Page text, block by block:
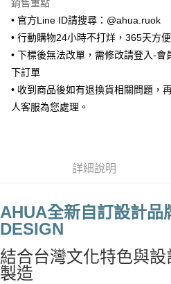
運送方式
全家取貨付款
付款後全家取貨
每筆NT$65，滿NT$688(含以上)免
付款後7-11取貨
宅配
每筆NT$80，滿NT$1,000(含以上)免
宅配(外島)
每筆NT$125，滿NT$1,500(含以上)
銷售重點
• 官方Line ID請搜尋：@ahua.ruok
• 行動購物24小時不打烊，365天方便
• 下標後無法改單，需修改請登入-
下訂單
• 收到商品後如有退換貨相關問題，
人客服為您處理。
詳細說明
AHUA全新自訂設計品
DESIGN
結合台灣文化特色與
製造